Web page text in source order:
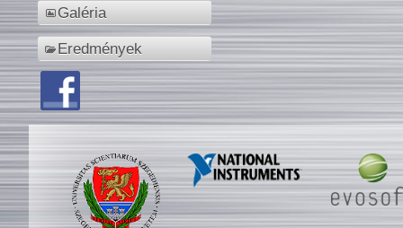
Galéria
Eredmények